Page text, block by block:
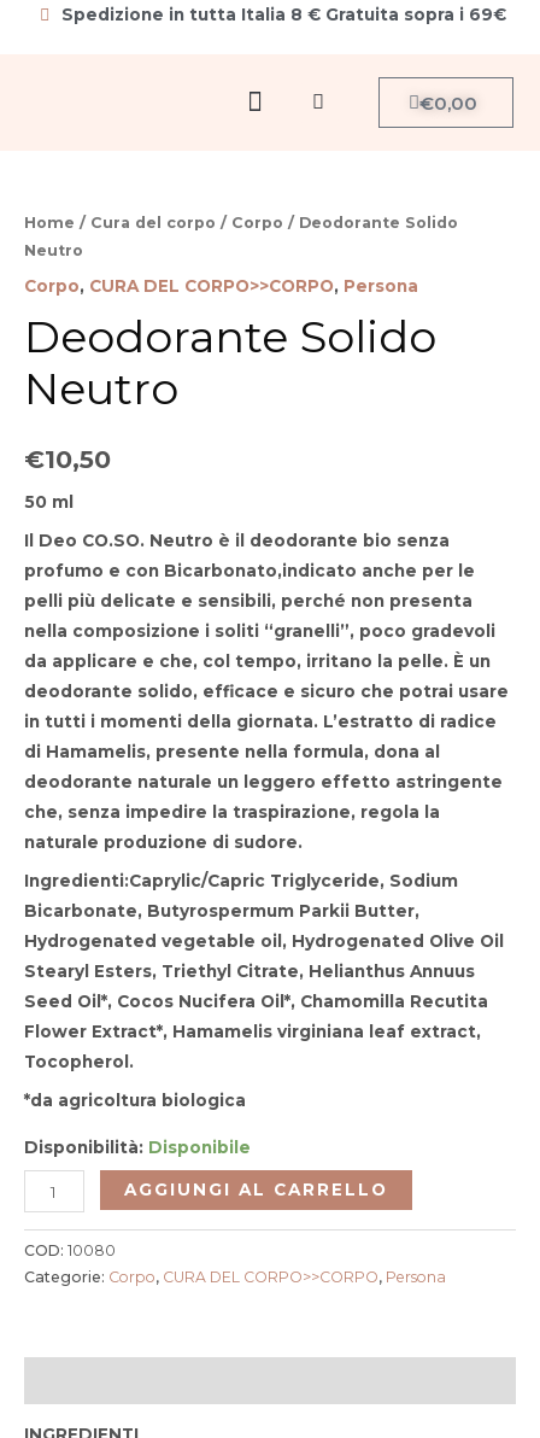
Spedizione in tutta Italia 8 € Gratuita sopra i 69€
MenuCerca
€0,00
Carrello
Home / Cura del corpo / Corpo / Deodorante Solido
Neutro
Corpo, CURA DEL CORPO>>CORPO, Persona
Deodorante Solido
Neutro
€10,50
50 ml
Il Deo CO.SO. Neutro è il deodorante bio senza
profumo e con Bicarbonato,indicato anche per le
pelli più delicate e sensibili, perché non presenta
nella composizione i soliti “granelli”, poco gradevoli
da applicare e che, col tempo, irritano la pelle. È un
deodorante solido, efficace e sicuro che potrai usare
in tutti i momenti della giornata. L’estratto di radice
di Hamamelis, presente nella formula, dona al
deodorante naturale un leggero effetto astringente
che, senza impedire la traspirazione, regola la
naturale produzione di sudore.
Ingredienti:Caprylic/Capric Triglyceride, Sodium
Bicarbonate, Butyrospermum Parkii Butter,
Hydrogenated vegetable oil, Hydrogenated Olive Oil
Stearyl Esters, Triethyl Citrate, Helianthus Annuus
Seed Oil*, Cocos Nucifera Oil*, Chamomilla Recutita
Flower Extract*, Hamamelis virginiana leaf extract,
Tocopherol.
*da agricoltura biologica
Disponibilità: Disponibile
Solido
Neutro
quantità
AGGIUNGI AL CARRELLO
COD: 10080
Categorie: Corpo, CURA DEL CORPO>>CORPO, Persona